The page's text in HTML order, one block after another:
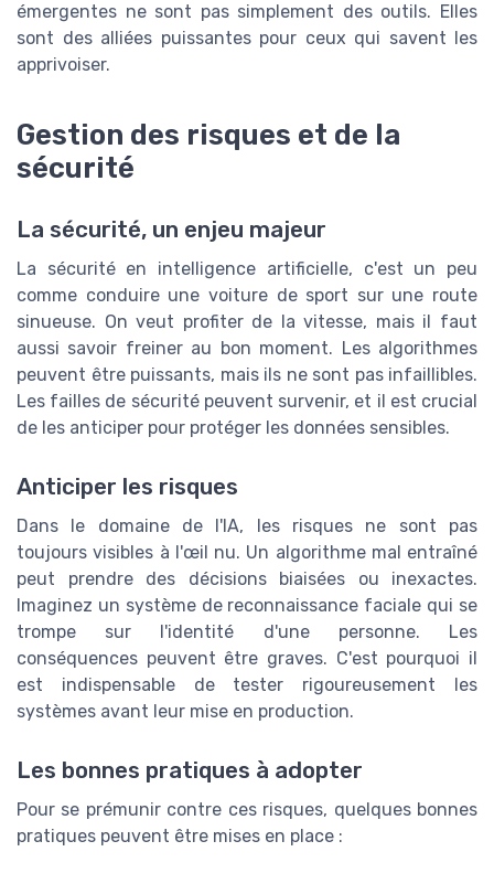
émergentes ne sont pas simplement des outils. Elles
sont des alliées puissantes pour ceux qui savent les
apprivoiser.
Gestion des risques et de la
sécurité
La sécurité, un enjeu majeur
La sécurité en intelligence artificielle, c'est un peu
comme conduire une voiture de sport sur une route
sinueuse. On veut profiter de la vitesse, mais il faut
aussi savoir freiner au bon moment. Les algorithmes
peuvent être puissants, mais ils ne sont pas infaillibles.
Les failles de sécurité peuvent survenir, et il est crucial
de les anticiper pour protéger les données sensibles.
Anticiper les risques
Dans le domaine de l'IA, les risques ne sont pas
toujours visibles à l'œil nu. Un algorithme mal entraîné
peut prendre des décisions biaisées ou inexactes.
Imaginez un système de reconnaissance faciale qui se
trompe sur l'identité d'une personne. Les
conséquences peuvent être graves. C'est pourquoi il
est indispensable de tester rigoureusement les
systèmes avant leur mise en production.
Les bonnes pratiques à adopter
Pour se prémunir contre ces risques, quelques bonnes
pratiques peuvent être mises en place :